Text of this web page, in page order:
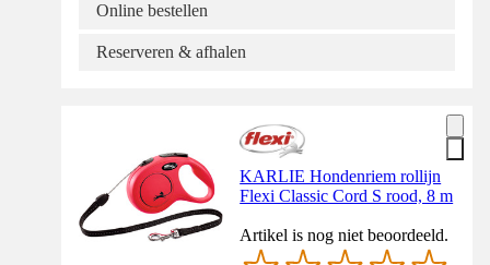
Online bestellen
Reserveren & afhalen
KARLIE Hondenriem rollijn
Flexi Classic Cord S rood, 8 m
Artikel is nog niet beoordeeld.